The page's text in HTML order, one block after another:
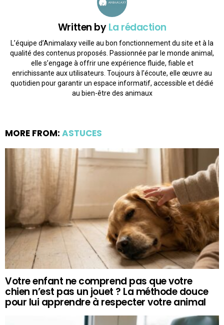
Written byLa rédaction
L’équipe d’Animalaxy veille au bon fonctionnement du site et à la
qualité des contenus proposés. Passionnée par le monde animal,
elle s’engage à offrir une expérience fluide, fiable et
enrichissante aux utilisateurs. Toujours à l’écoute, elle œuvre au
quotidien pour garantir un espace informatif, accessible et dédié
au bien-être des animaux
MORE FROM: ASTUCES
Votre enfant ne comprend pas que votre
chien n’est pas un jouet ? La méthode douce
pour lui apprendre à respecter votre animal